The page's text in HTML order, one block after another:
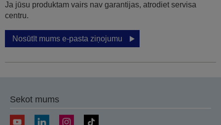
Ja jūsu produktam vairs nav garantijas, atrodiet servisa
centru.
Nosūtīt mums e-pasta ziņojumu
Sekot mums